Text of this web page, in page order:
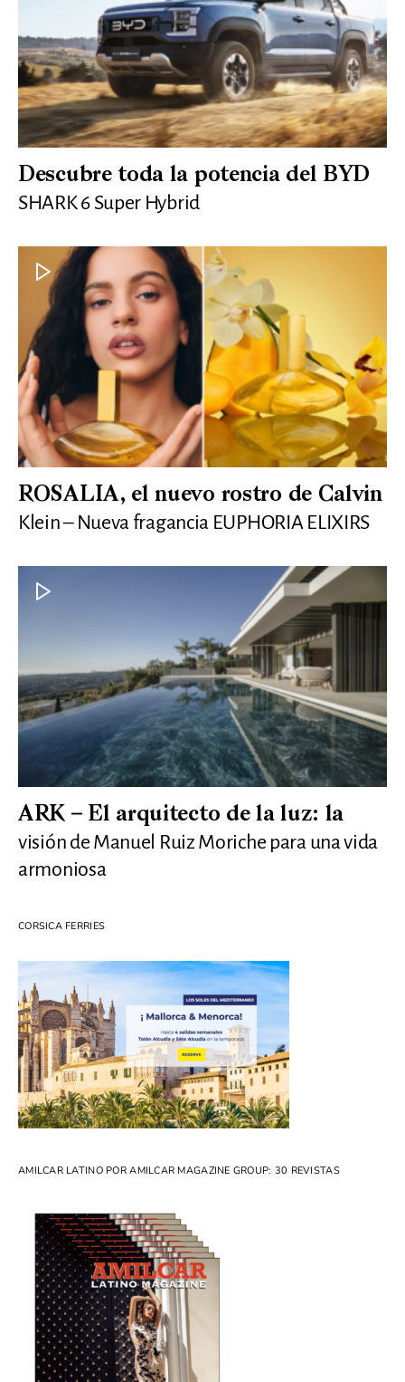
Descubre toda la potencia del BYD
SHARK 6 Super Hybrid
ROSALIA, el nuevo rostro de Calvin
Klein – Nueva fragancia EUPHORIA ELIXIRS
ARK – El arquitecto de la luz: la
visión de Manuel Ruiz Moriche para una vida
armoniosa
CORSICA FERRIES
AMILCAR LATINO POR AMILCAR MAGAZINE GROUP: 30 REVISTAS